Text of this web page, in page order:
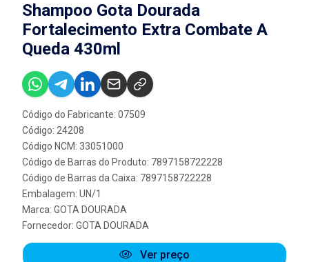
Shampoo Gota Dourada
Fortalecimento Extra Combate A
Queda 430ml
Código do Fabricante: 07509
Código: 24208
Código NCM: 33051000
Código de Barras do Produto: 7897158722228
Código de Barras da Caixa: 7897158722228
Embalagem: UN/1
Marca: GOTA DOURADA
Fornecedor: GOTA DOURADA
Ver preço